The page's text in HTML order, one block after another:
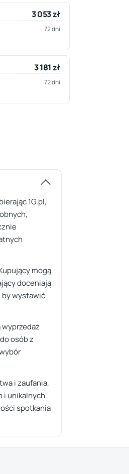
3 053 zł
72 dni
3 181 zł
72 dni
1G.pl,
mogą
doceniają
by wystawić
wyprzedaż
osób z
i zaufania,
i unikalnych
spotkania